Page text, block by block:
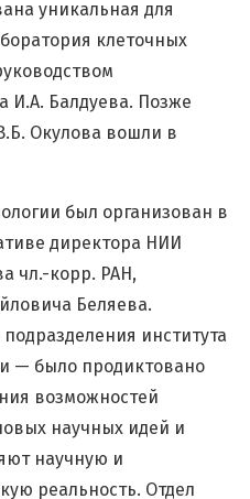
уникальная для
клеточных
И.А. Балдуева. Позже
Окулова вошли в
был организован в
директора НИИ
чл.-корр. РАН,
Беляева.
института
— было продиктовано
возможностей
научных идей и
научную и
реальность. Отдел